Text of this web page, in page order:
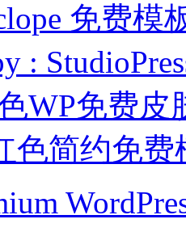
免费模
:
WP免费皮
色简约免费